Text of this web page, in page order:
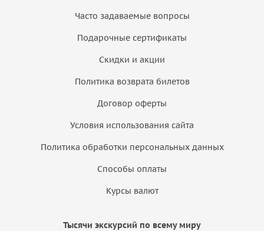
Часто задаваемые вопросы
Подарочные сертификаты
Скидки и акции
Политика возврата билетов
Договор оферты
Условия использования сайта
Политика обработки персональных данных
Способы оплаты
Курсы валют
Тысячи экскурсий по всему миру